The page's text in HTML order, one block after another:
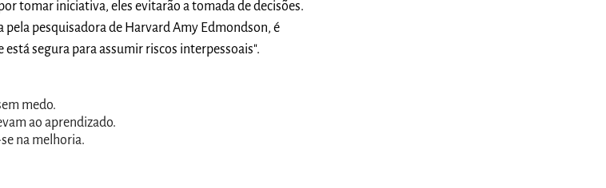
tomar iniciativa, eles evitarão a tomada de decisões.
pesquisadora de Harvard Amy Edmondson, é
segura para assumir riscos interpessoais".
medo.
ao aprendizado.
na melhoria.